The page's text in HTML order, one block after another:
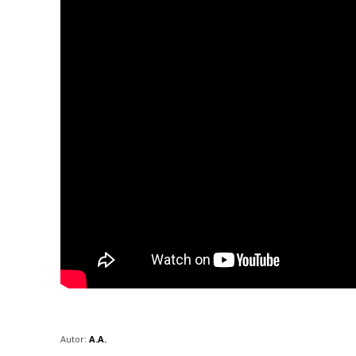
Autor: A.A.